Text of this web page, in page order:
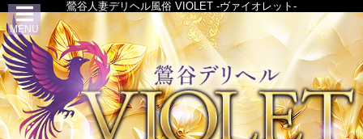
鶯谷人妻デリヘル風俗 VIOLET -ヴァイオレット-
MENU